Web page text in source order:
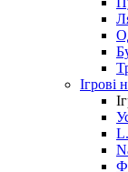
Ігрові